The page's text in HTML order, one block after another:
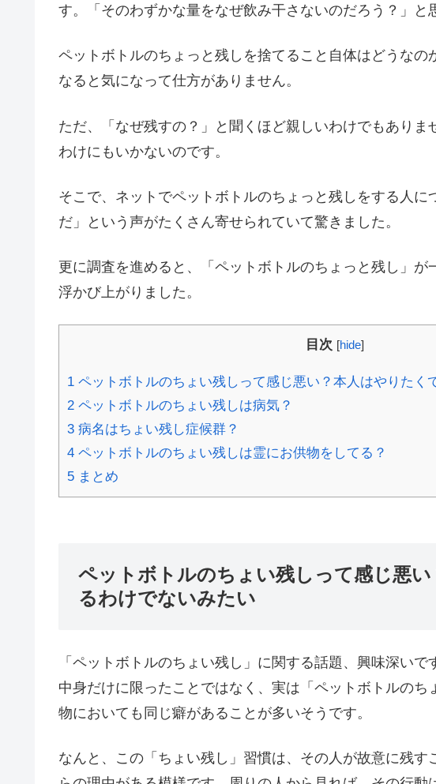
す。「そのわずかな量をなぜ飲み干さないのだろう？」と
ペットボトルのちょっと残しを捨てること自体はどうな
なると気になって仕方がありません。
ただ、「なぜ残すの？」と聞くほど親しいわけでもあり
わけにもいかないのです。
そこで、ネットでペットボトルのちょっと残しをする人
だ」という声がたくさん寄せられていて驚きました。
更に調査を進めると、「ペットボトルのちょっと残し」
浮かび上がりました。
目次 [hide]
1 ペットボトルのちょい残しって感じ悪い？本人はやりたく
2 ペットボトルのちょい残しは病気？
3 病名はちょい残し症候群？
4 ペットボトルのちょい残しは霊にお供物をしてる？
5 まとめ
ペットボトルのちょい残しって感じ悪
るわけでないみたい
「ペットボトルのちょい残し」に関する話題、興味深い
中身だけに限ったことではなく、実は「ペットボトルの
物においても同じ癖があることが多いそうです。
なんと、この「ちょい残し」習慣は、その人が故意に残す